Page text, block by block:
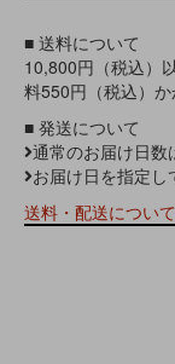
■ 送料について
10,800円（税込）
料550円（税込）か
■ 発送について
通常のお届け日数
お届け日を指定し
送料・配送につい